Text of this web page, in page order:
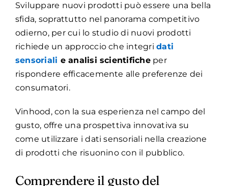
Sviluppare nuovi prodotti può essere una bella
sfida, soprattutto nel panorama competitivo
odierno, per cui lo studio di nuovi prodotti
richiede un approccio che integridati
sensoriali e analisi scientificheper
rispondere efficacemente alle preferenze dei
consumatori.
Vinhood, con la sua esperienza nel campo del
gusto, offre una prospettiva innovativa su
come utilizzare i dati sensoriali nella creazione
di prodotti che risuonino con il pubblico.
Comprendere il gusto del